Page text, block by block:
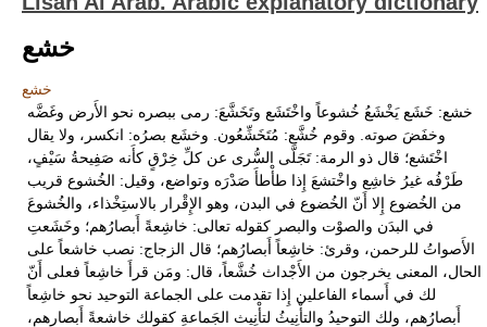
خشع
خشع
خشع: خَشَع يَخْشَعُ خُشوعاً واخْتَشَع وتَخَشَّعَ: رمى ببصره نحو الأَرض وغَضَّه
وخفَضَ صوته. وقوم خُشَّع: مُتَخَشِّعُون. وخشَع بصرُه: انكسر، ولا يقال
اخْتَشع؛ قال ذو الرمة: تَجَلَّى السُّرى عن كلِّ خِرْقٍ كأَنه صَفِيحةُ سَيْفٍ،
طَرْفُه غيرُ خاشِع واخْتشعَ إِذا طأْطأَ صَدْرَه وتواضع، وقيل: الخُشوع قريب
من الخُضوع إِلا أَنّ الخُضوع في البدن، وهو الإِقْرار بالاستِخْذاء، والخُشوعَ
في البدَن والصوْت والبصر كقوله تعالى: خاشِعةً أَبصارُهم؛ وخَشَعتِ
الأَصواتُ للرحمن، وقرئ: خاشِعاً أَبصارُهم؛ قال الزجاج: نصب خاشعاً على
الحال، المعنى يخرجون من الأَجْداث خُشَّعاً، قال: ومَن قرأَ خاشِعاً فعلى أَنّ
لك في أَسماء الفاعلين إِذا تقدمت على الجماعة التوحيد نحو خاشِعاً
أَبصارُهم، ولك التوحيدُ والتأْنِيثُ لتأْنِيث الجَماعةِ كقولك خاشعةً أَبصارهم،